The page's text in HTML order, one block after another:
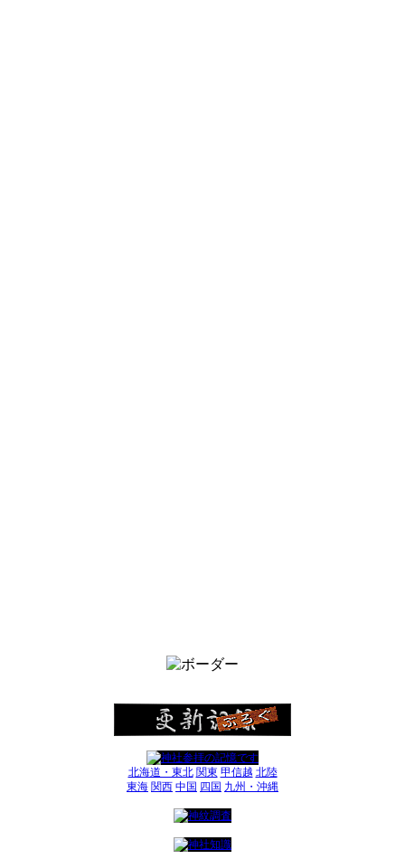
北海道・東北 関東 甲信越 北陸
東海 関西 中国 四国 九州・沖縄